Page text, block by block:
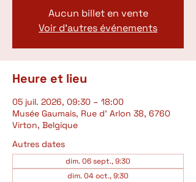
Aucun billet en vente
Voir d'autres événements
Heure et lieu
05 juil. 2026, 09:30 – 18:00
Musée Gaumais, Rue d' Arlon 38, 6760
Virton, Belgique
Autres dates
dim. 06 sept., 9:30
dim. 04 oct., 9:30